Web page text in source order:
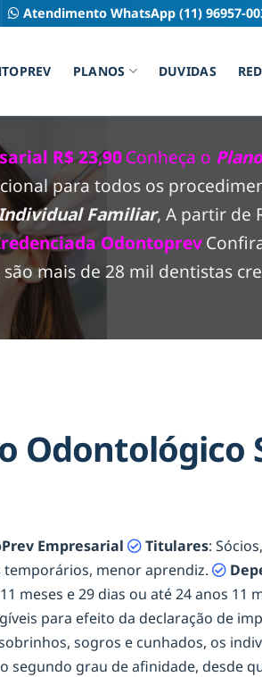
Atendimento WhatsApp (11) 96957-
PLANOS DUVIDAS
R$ 23,90Conheça o
para todos os
Familiar, A partir de
Odontoprev
mais de 28 mil dentistas
Odontológico
Empresarial Titulares:
menor aprendiz.
e 29 dias ou até 24 anos 11
para efeito da declaração de
sogros e cunhados, os
grau de afinidade, desde